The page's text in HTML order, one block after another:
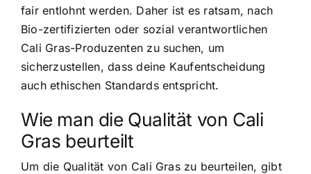
fair entlohnt werden. Daher ist es ratsam, nach
Bio-zertifizierten oder sozial verantwortlichen
Cali Gras-Produzenten zu suchen, um
sicherzustellen, dass deine Kaufentscheidung
auch ethischen Standards entspricht.
Wie man die Qualität von Cali
Gras beurteilt
Um die Qualität von Cali Gras zu beurteilen, gibt